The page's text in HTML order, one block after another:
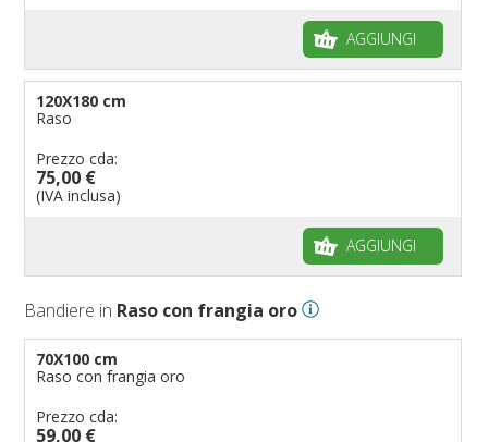
AGGIUNGI
120X180 cm
Raso
Prezzo cda:
75,00 €
(IVA inclusa)
AGGIUNGI
Bandiere in Raso con frangia oro
70X100 cm
Raso con frangia oro
Prezzo cda:
59,00 €